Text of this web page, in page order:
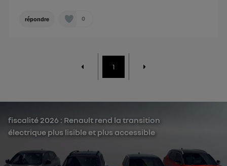
répondre 0
1
fiscalité 2026 : Renault rend la transition
électrique plus lisible et plus accessible